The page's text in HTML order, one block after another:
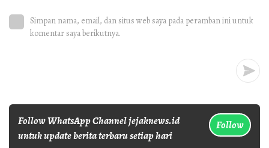
Simpan nama, email, dan situs web saya pada peramban ini untuk
komentar saya berikutnya.
Follow WhatsApp Channel jejaknews.id
untuk update berita terbaru setiap hari
Follow